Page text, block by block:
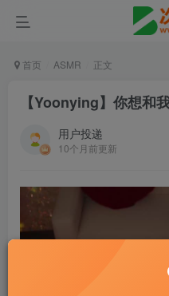
首页 ASMR 正文
【Yoonying】你想和
用户投递
10个月前更新